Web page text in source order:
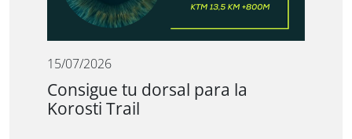
15/07/2026
Consigue tu dorsal para la
Korosti Trail